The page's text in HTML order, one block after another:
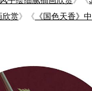
欣赏》《 《国色天香》